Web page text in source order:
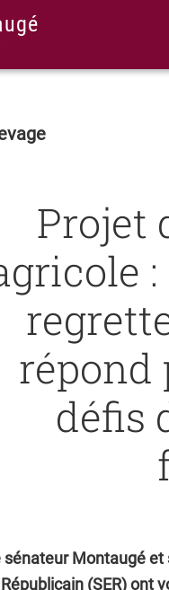
Projet
répond
défis
sénateur Montaugé et
(SER) ont